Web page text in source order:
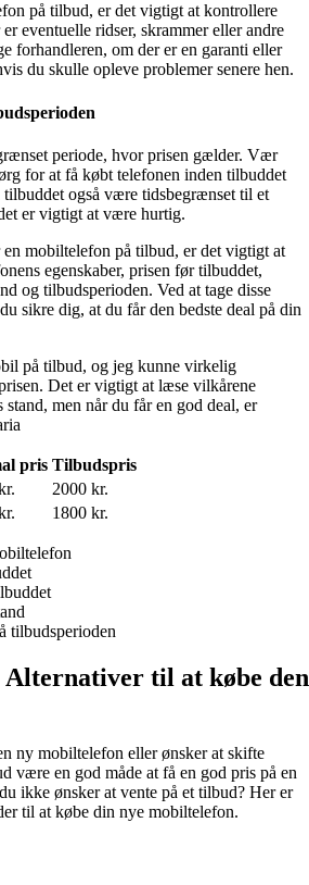
på tilbud, er det vigtigt at kontrollere
eventuelle ridser, skrammer eller andre
forhandleren, om der er en garanti eller
du skulle opleve problemer senere hen.
periode, hvor prisen gælder. Vær
for at få købt telefonen inden tilbuddet
også være tidsbegrænset til et
er vigtigt at være hurtig.
en mobiltelefon på tilbud, er det vigtigt at
egenskaber, prisen før tilbuddet,
og tilbudsperioden. Ved at tage disse
sikre dig, at du får den bedste deal på din
på tilbud, og jeg kunne virkelig
Det er vigtigt at læse vilkårene
stand, men når du får en god deal, er
pris Tilbudspris
2000 kr.
1800 kr.
tilbudsperioden
til at købe den
ny mobiltelefon eller ønsker at skifte
være en god måde at få en god pris på en
ikke ønsker at vente på et tilbud? Her er
til at købe din nye mobiltelefon.